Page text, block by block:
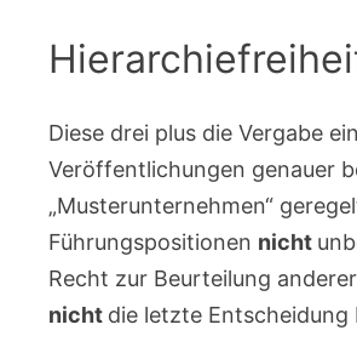
Diese drei plus die Vergabe
Veröffentlichungen genauer
„Musterunternehmen“
Führungspositionen nicht
Recht zur Beurteilung
nicht die letzte